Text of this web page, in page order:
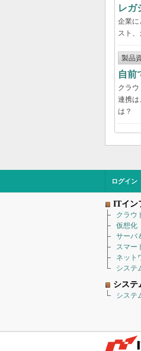
レガ
企業に
スト
製品
自前
クラ
連携は
は？
ログイン
ITイン
クラウ
仮想化
サーバ
スマー
ネット
システ
システ
システ